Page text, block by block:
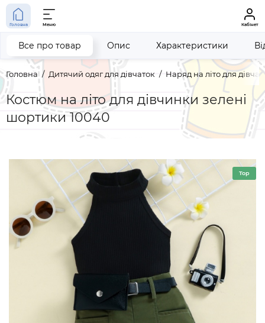
Головна Меню Кабінет
Головна Дитячий одяг для дівчаток Наряд на літо для
Костюм на літо для дівчинки зелені
шортики 10040
Все про товар Опис Характеристики
Top